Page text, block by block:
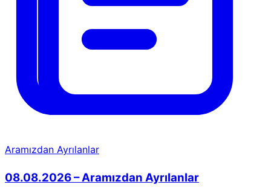
Aramızdan Ayrılanlar
08.08.2026 – Aramızdan Ayrılanlar